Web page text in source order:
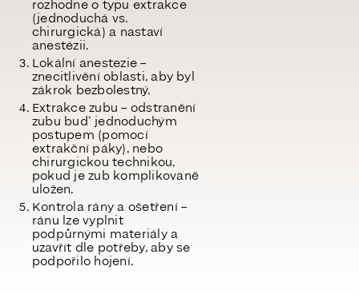
rozhodne o typu extrakce
(jednoduchá vs.
chirurgická) a nastaví
anestézii.
Lokální anestezie–
znecitlivění oblasti, aby byl
zákrok bezbolestný.
Extrakce zubu – odstranění
zubu buď jednoduchým
postupem (pomocí
extrakční páky), nebo
chirurgickou technikou,
pokud je zub komplikovaně
uložen.
Kontrola rány a ošetření–
ránu lze vyplnit
podpůrnými materiály a
uzavřít dle potřeby, aby se
podpořilo hojení.